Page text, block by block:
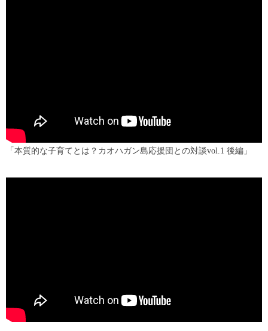
「本質的な子育てとは？カオハガン島応援団との対談vol.1 後編」